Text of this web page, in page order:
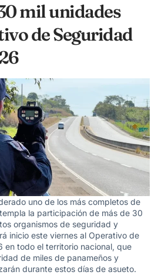
mil unidades
de Seguridad
uno de los más completos de
la participación de más de 30
organismos de seguridad y
inicio este viernes al Operativo de
en todo el territorio nacional, que
de miles de panameños y
durante estos días de asueto.